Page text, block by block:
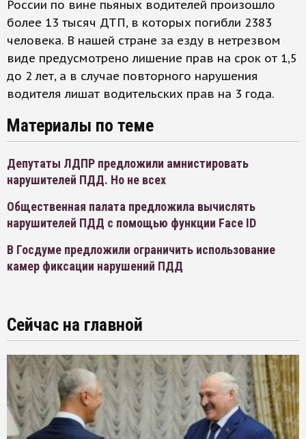
России по вине пьяных водителей произошло
более 13 тысяч ДТП, в которых погибли 2383
человека. В нашей стране за езду в нетрезвом
виде предусмотрено лишение прав на срок от 1,5
до 2 лет, а в случае повторного нарушения
водителя лишат водительских прав на 3 года.
Материалы по теме
Депутаты ЛДПР предложили амнистировать
нарушителей ПДД. Но не всех
Общественная палата предложила вычислять
нарушителей ПДД с помощью функции Face ID
В Госдуме предложили ограничить использование
камер фиксации нарушений ПДД
Сейчас на главной